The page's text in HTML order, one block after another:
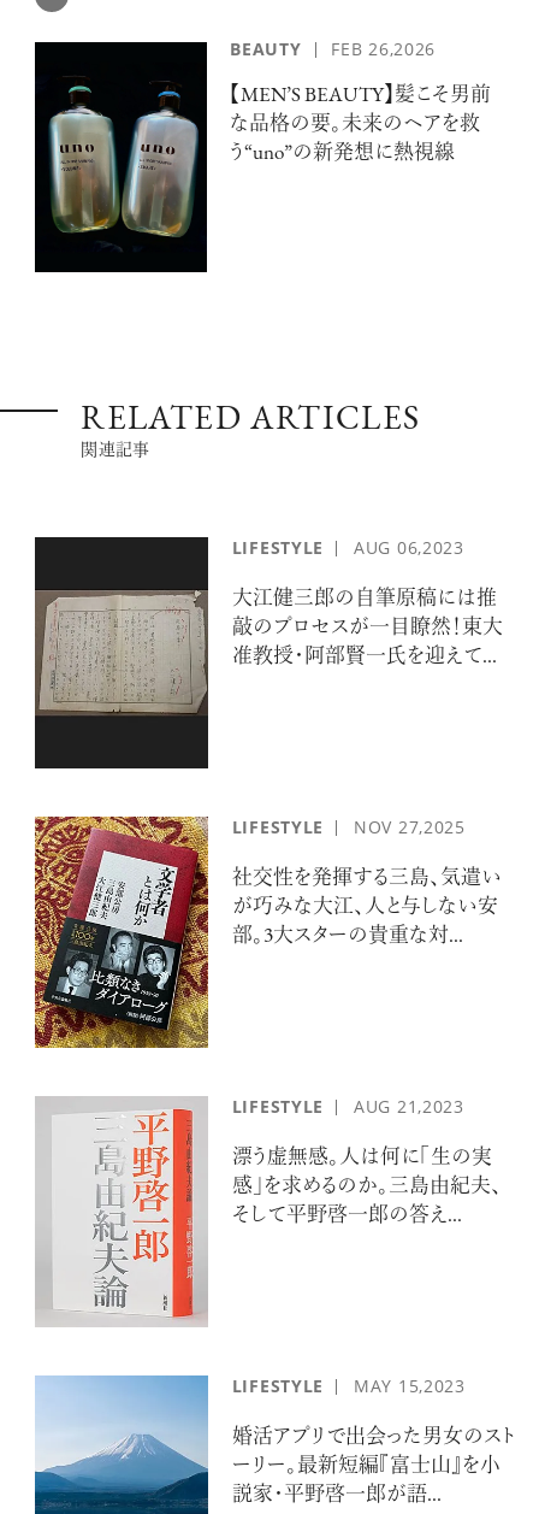
BEAUTY FEB 26,2026
【MEN’S BEAUTY】髪こそ男前
な品格の要。未来のヘアを救
う“uno”の新発想に熱視線
RELATED ARTICLES
関連記事
LIFESTYLE AUG 06,2023
大江健三郎の自筆原稿には推
敲のプロセスが一目瞭然！東大
准教授・阿部賢一氏を迎えて...
LIFESTYLE NOV 27,2025
社交性を発揮する三島、気遣い
が巧みな大江、人と与しない安
部。3大スターの貴重な対...
LIFESTYLE AUG 21,2023
漂う虚無感。人は何に「生の実
感」を求めるのか。三島由紀夫、
そして平野啓一郎の答え...
LIFESTYLE MAY 15,2023
婚活アプリで出会った男女のスト
ーリー。最新短編『富士山』を小
説家・平野啓一郎が語...